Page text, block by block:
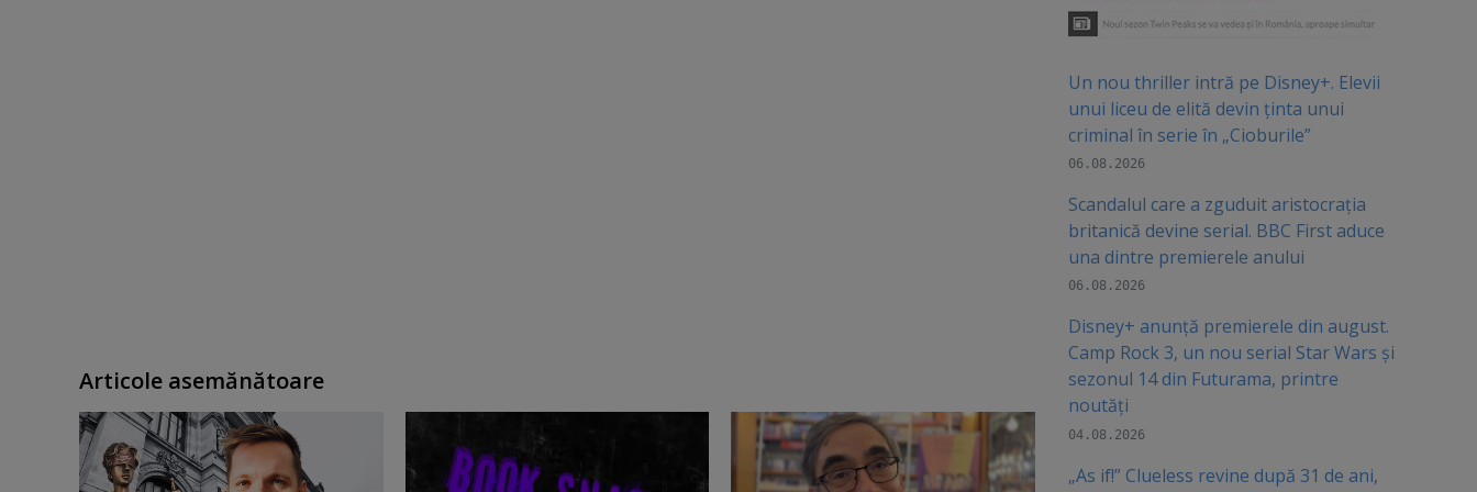
Articole asemănătoare
Un nou thriller intră pe Disney+. Elevii
unui liceu de elită devin ținta unui
criminal în serie în „Cioburile”
06.08.2026
Scandalul care a zguduit aristocrația
britanică devine serial. BBC First aduce
una dintre premierele anului
06.08.2026
Disney+ anunță premierele din august.
Camp Rock 3, un nou serial Star Wars și
sezonul 14 din Futurama, printre
noutăți
04.08.2026
„As if!” Clueless revine după 31 de ani,